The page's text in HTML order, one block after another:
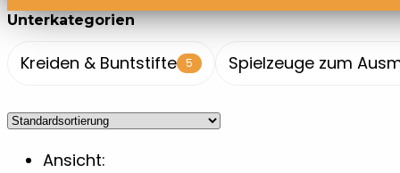
Unterkategorien
Kreiden & Buntstifte 5 Spielzeuge zum
Ansicht: